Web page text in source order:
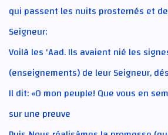
qui passent les nuits prosternés et
Seigneur;
Voilà les 'Aad. Ils avaient nié les
(enseignements) de leur Seigneur,
Il dit: «O mon peuple! Que vous en
sur une preuve